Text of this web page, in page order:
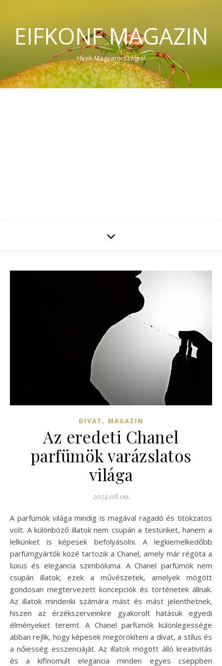
EIFKONF MAGAZIN
Hírek Magyarországról
DIVAT , MAGAZIN
Az eredeti Chanel
parfümök varázslatos
világa
2024.08.09.
A parfümök világa mindig is magával ragadó és titokzatos
volt. A különböző illatok nem csupán a testünket, hanem a
lelkünket is képesek befolyásolni. A legkiemelkedőbb
parfümgyártók közé tartozik a Chanel, amely már régóta a
luxus és elegancia szimbóluma. A Chanel parfümök nem
csupán illatok; ezek a művészetek, amelyek mögött
gondosan megtervezett koncepciók és történetek állnak.
Az illatok mindenki számára mást és mást jelenthetnek,
hiszen az érzékszerveinkre gyakorolt hatásuk egyedi
élményeket teremt. A Chanel parfümök különlegessége
abban rejlik, hogy képesek megörökíteni a divat, a stílus és
a nőiesség esszenciáját. Az illatok mögött álló kreativitás
és a kifinomult elegancia minden egyes cseppben